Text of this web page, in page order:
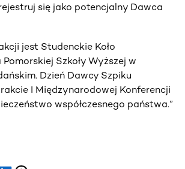
się jako potencjalny Dawca
jest Studenckie Koło
Szkoły Wyższej w
Dzień Dawcy Szpiku
I Międzynarodowej Konferencji
współczesnego państwa.”